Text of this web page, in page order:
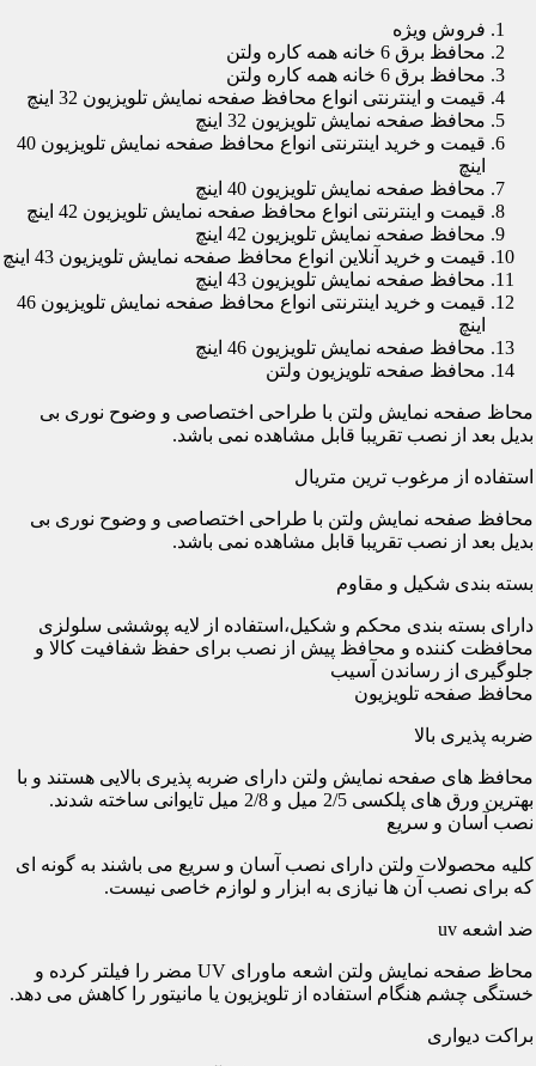
فروش ویژه
محافظ برق 6 خانه همه کاره ولتن
محافظ برق 6 خانه همه کاره ولتن
قیمت و اینترنتی انواع محافظ صفحه نمایش تلویزیون 32 اینچ
محافظ صفحه نمایش تلویزیون 32 اینچ
قیمت و خرید اینترنتی انواع محافظ صفحه نمایش تلویزیون 40
اینچ
محافظ صفحه نمایش تلویزیون 40 اینچ
قیمت و اینترنتی انواع محافظ صفحه نمایش تلویزیون 42 اینچ
محافظ صفحه نمایش تلویزیون 42 اینچ
قیمت و خرید آنلاین انواع محافظ صفحه نمایش تلویزیون 43 اینچ
محافظ صفحه نمایش تلویزیون 43 اینچ
قیمت و خرید اینترنتی انواع محافظ صفحه نمایش تلویزیون 46
اینچ
محافظ صفحه نمایش تلویزیون 46 اینچ
محافظ صفحه تلویزیون ولتن
محاظ صفحه نمایش ولتن با طراحی اختصاصی و وضوح نوری بی
بدیل بعد از نصب تقریبا قابل مشاهده نمی باشد.
استفاده از مرغوب ترین متریال
محافظ صفحه نمایش ولتن با طراحی اختصاصی و وضوح نوری بی
بدیل بعد از نصب تقریبا قابل مشاهده نمی باشد.
بسته بندی شکیل و مقاوم
دارای بسته بندی محکم و شکیل،استفاده از لایه پوششی سلولزی
محافظت کننده و محافظ پیش از نصب برای حفظ شفافیت کالا و
جلوگیری از رساندن آسیب
محافظ صفحه تلویزیون
ضربه پذیری بالا
محافظ های صفحه نمایش ولتن دارای ضربه پذیری بالایی هستند و با
بهترین ورق های پلکسی 2/5 میل و 2/8 میل تایوانی ساخته شدند.
نصب آسان و سریع
کلیه محصولات ولتن دارای نصب آسان و سریع می باشند به گونه ای
که برای نصب آن ها نیازی به ابزار و لوازم خاصی نیست.
ضد اشعه uv
محاظ صفحه نمایش ولتن اشعه ماورای UV مضر را فیلتر کرده و
خستگی چشم هنگام استفاده از تلویزیون یا مانیتور را کاهش می دهد.
براکت دیواری